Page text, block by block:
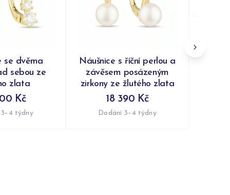
se dvěma
sebou ze
zlata
Kč
týdny
Náušnice s říční perlou a
závěsem posázeným
zirkony ze žlutého zlata
18 390 Kč
Dodání 3–4 týdny